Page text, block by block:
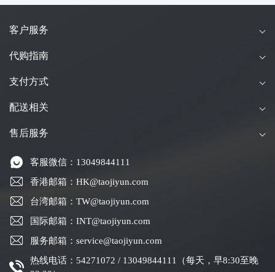
客户服务
代购指南
支付方式
配送相关
售后服务
客服微信：13049844111
香港邮箱：HK@taojiyun.com
台湾邮箱：TW@taojiyun.com
国际邮箱：INT@taojiyun.com
服务邮箱：service@taojiyun.com
热线电话：54271072 / 13049844111（每天，早8:30至晚